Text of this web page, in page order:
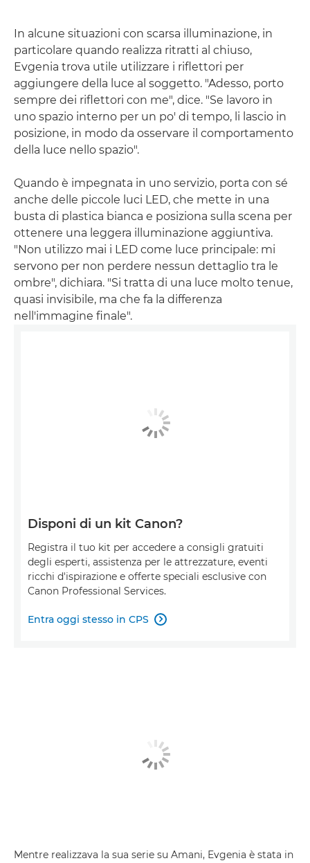
In alcune situazioni con scarsa illuminazione, in
particolare quando realizza ritratti al chiuso,
Evgenia trova utile utilizzare i riflettori per
aggiungere della luce al soggetto. "Adesso, porto
sempre dei riflettori con me", dice. "Se lavoro in
uno spazio interno per un po' di tempo, li lascio in
posizione, in modo da osservare il comportamento
della luce nello spazio".
Quando è impegnata in uno servizio, porta con sé
anche delle piccole luci LED, che mette in una
busta di plastica bianca e posiziona sulla scena per
ottenere una leggera illuminazione aggiuntiva.
"Non utilizzo mai i LED come luce principale: mi
servono per non perdere nessun dettaglio tra le
ombre", dichiara. "Si tratta di una luce molto tenue,
quasi invisibile, ma che fa la differenza
nell'immagine finale".
Disponi di un kit Canon?
Registra il tuo kit per accedere a consigli gratuiti
degli esperti, assistenza per le attrezzature, eventi
ricchi d'ispirazione e offerte speciali esclusive con
Canon Professional Services.
Entra oggi stesso in CPS 
Mentre realizzava la sua serie su Amani, Evgenia è stata in